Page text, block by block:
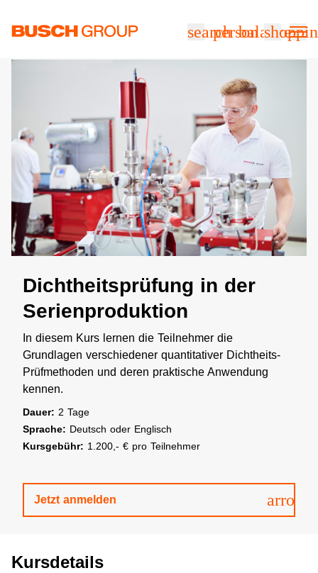
searchpersonbalance
Dichtheitsprüfung in der
Serienproduktion
In diesem Kurs lernen die Teilnehmer die
Grundlagen verschiedener quantitativer Dichtheits-
Prüfmethoden und deren praktische Anwendung
kennen.
Dauer: 2 Tage
Sprache: Deutsch oder Englisch
Kursgebühr: 1.200,- € pro Teilnehmer
Jetzt anmelden
Kursdetails